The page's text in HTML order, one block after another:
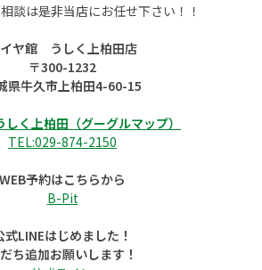
談は是非当店にお任せ下さい！！
ヤ館 うしく上柏田店
〒300-1232
県牛久市上柏田4-60-15
しく上柏田（グーグルマップ）
TEL:029-874-2150
WEB予約はこちらから
B-Pit
式LINEはじめました！
ち追加お願いします！